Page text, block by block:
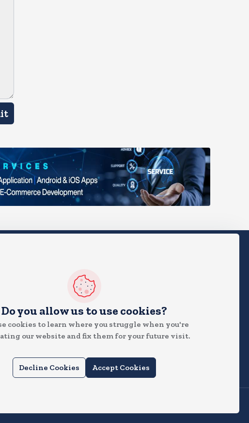
Do you allow us to use cookies?
cookies to learn where you struggle when you're
our website and fix them for your future visit.
Decline Cookies Accept Cookies